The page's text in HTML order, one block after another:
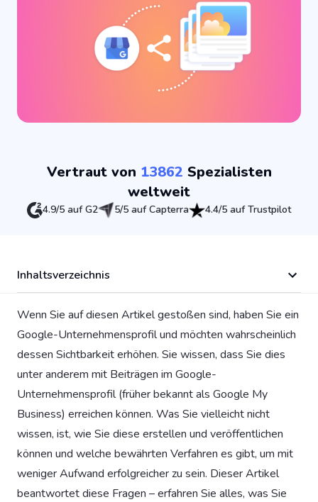
Vertraut von 13862 Spezialisten
weltweit
4.9/5 auf G2 5/5 auf Capterra 4.4/5 auf Trustpilot
Inhaltsverzeichnis
Wenn Sie auf diesen Artikel gestoßen sind, haben Sie ein
Google-Unternehmensprofil und möchten wahrscheinlich
dessen Sichtbarkeit erhöhen. Sie wissen, dass Sie dies
unter anderem mit Beiträgen im Google-
Unternehmensprofil (früher bekannt als Google My
Business) erreichen können. Was Sie vielleicht nicht
wissen, ist, wie Sie diese erstellen und veröffentlichen
können und welche bewährten Verfahren es gibt, um mit
weniger Aufwand erfolgreicher zu sein. Dieser Artikel
beantwortet diese Fragen – erfahren Sie alles, was Sie